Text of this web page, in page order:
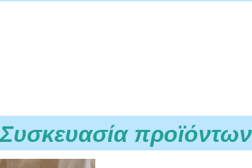
Συσκευασία προϊόντων